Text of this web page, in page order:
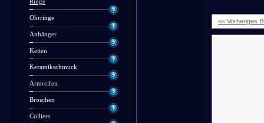
Ringe
Ohrringe
Anhänger
Ketten
Keramikschmuck
Armreifen
Broschen
Colliers
<< Vorheriges